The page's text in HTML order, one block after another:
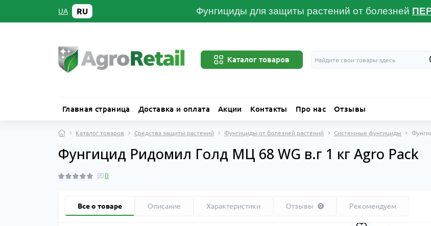
UA RU Фунгициды для защиты растений от болезней
Каталог товаров
Главная страница Доставка и оплата Акции Контакты Про нас Отзывы
Каталог товаров Средства защиты растений Фунгициды от болезней растений Системные фунгициды
Фунгицид Ридомил Голд МЦ 68 WG в.г 1 кг Agro Pack
0
Все о товаре Описание Характеристики Отзывы 0 Рекомендуем